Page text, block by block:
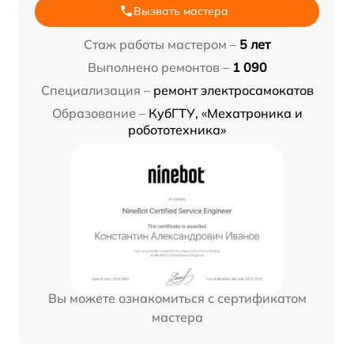
Вызвать мастера
Стаж работы мастером – 5 лет
Выполнено ремонтов – 1 090
Специализация – ремонт электросамокатов
Образование – КубГТУ, «Мехатроника и
робототехника»
Вы можете ознакомиться с сертификатом
мастера